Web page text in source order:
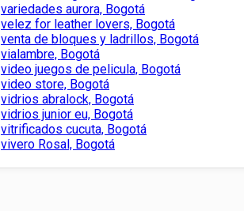
variedades aurora, Bogotá
velez for leather lovers, Bogotá
venta de bloques y ladrillos, Bogotá
vialambre, Bogotá
video juegos de pelicula, Bogotá
video store, Bogotá
vidrios abralock, Bogotá
vidrios junior eu, Bogotá
vitrificados cucuta, Bogotá
vivero Rosal, Bogotá